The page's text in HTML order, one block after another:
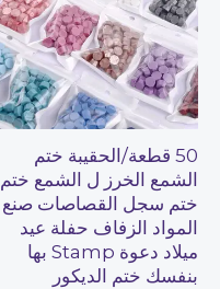
50 قطعة/الحقيبة ختم
الشمع الخرز ل الشمع ختم
ختم سجل القصاصات صنع
المواد الزفاف حفلة عيد
ميلاد دعوة Stamp بها
بنفسك ختم الديكور